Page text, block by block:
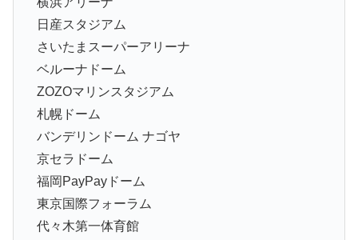
日産スタジアム
さいたまスーパーアリーナ
ベルーナドーム
ZOZOマリンスタジアム
札幌ドーム
バンデリンドーム ナゴヤ
京セラドーム
福岡PayPayドーム
東京国際フォーラム
代々木第一体育館